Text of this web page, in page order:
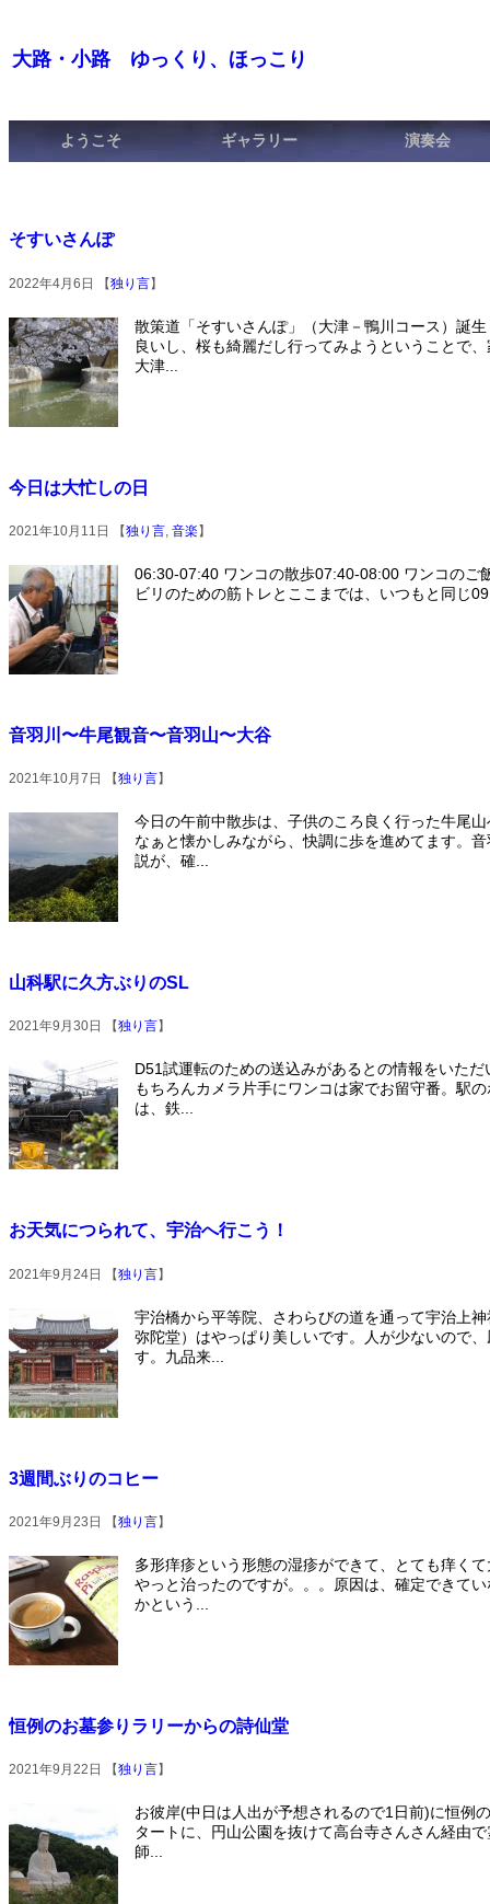
大路・小路 ゆっくり、ほっこり
ようこそ ギャラリー 演奏会
そすいさんぽ
2022年4月6日 【独り言】
散策道「そすいさんぽ」（大津－鴨川コース）誕
良いし、桜も綺麗だし行ってみようということで
大津...
今日は大忙しの日
2021年10月11日 【独り言 音楽】
06:30-07:40 ワンコの散歩07:40-08:00 ワンコの
ビリのための筋トレとここまでは、いつもと同じ
音羽川〜牛尾観音〜音羽山〜大谷
2021年10月7日 【独り言】
今日の午前中散歩は、子供のころ良く行った牛尾
なぁと懐かしみながら、快調に歩を進めてます。
説が、確...
山科駅に久方ぶりのSL
2021年9月30日 【独り言】
D51試運転のための送込みがあるとの情報をいた
もちろんカメラ片手にワンコは家でお留守番。駅
は、鉄...
お天気につられて、宇治へ行こう！
2021年9月24日 【独り言】
宇治橋から平等院、さわらびの道を通って宇治上
弥陀堂）はやっぱり美しいです。人が少ないので
す。九品来...
3週間ぶりのコヒー
2021年9月23日 【独り言】
多形痒疹という形態の湿疹ができて、とても痒く
やっと治ったのですが。。。原因は、確定できて
かという...
恒例のお墓参りラリーからの詩仙堂
2021年9月22日 【独り言】
お彼岸(中日は人出が予想されるので1日前)に恒例
タートに、円山公園を抜けて高台寺さんさん経由
師...